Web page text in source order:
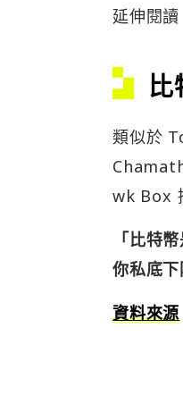
延伸閱讀
比
類似於
wk Box
「比特
你私底下
資料來源